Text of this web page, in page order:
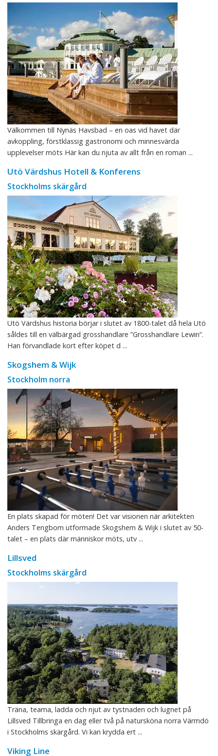
Välkommen till Nynäs Havsbad – en oas vid havet där
avkoppling, förstklassig gastronomi och minnesvärda
upplevelser möts Här kan du njuta av allt från en roman ...
Utö Värdshus Hotell & Konferens
Stockholms skärgård
Utö Värdshus historia börjar i slutet av 1800-talet då hela Utö
såldes till en välbärgad grosshandlare ”Grosshandlare Lewin”.
Han förvandlade kort efter köpet d ...
Skogshem & Wijk
Stockholm norra
En plats skapad för möten! Det var visionen när arkitekten
Anders Tengbom utformade Skogshem & Wijk i slutet av 50-
talet – en plats där människor möts, utv ...
Lillsved
Stockholms skärgård
Träna, teama, ladda och njut av tystnaden och lugnet på
Lillsved Tillbringa en dag eller två på natursköna norra Värmdö
i Stockholms skärgård. Vi kan krydda ert ...
Viking Line